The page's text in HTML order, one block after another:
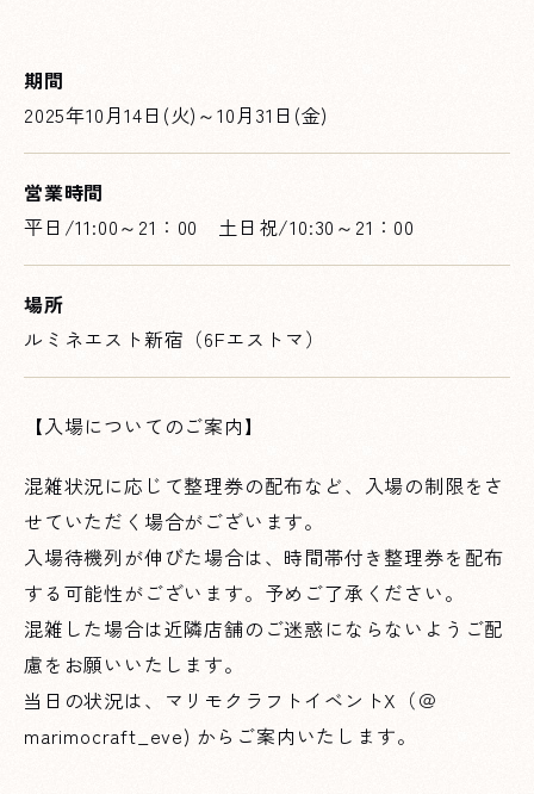
期間
2025年10月14日(火)～10月31日(金)
営業時間
平日/11:00～21：00 土日祝/10:30～21：00
場所
ルミネエスト新宿（6Fエストマ）
【入場についてのご案内】
混雑状況に応じて整理券の配布など、入場の制限をさ
せていただく場合がございます。
入場待機列が伸びた場合は、時間帯付き整理券を配布
する可能性がございます。予めご了承ください。
混雑した場合は近隣店舗のご迷惑にならないようご配
慮をお願いいたします。
当日の状況は、マリモクラフトイベントX（＠
marimocraft_eve) からご案内いたします。